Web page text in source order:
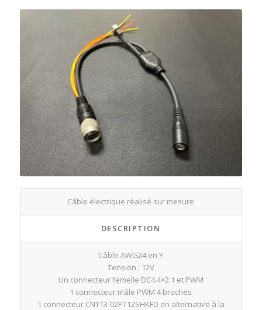
Câble électrique réalisé sur mesure
DESCRIPTION
Câble AWG24 en Y
Tension : 12V
Un connecteur femelle DC4.4×2.1 et PWM
1 connecteur mâle PWM 4 broches
1 connecteur CNT13-02PT12SHKFD en alternative à la